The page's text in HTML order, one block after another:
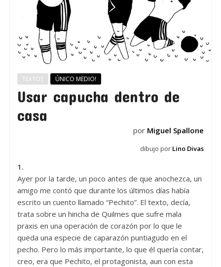
TEXTOS ÚNICO MEDIO!
Usar capucha dentro de
casa
por Miguel Spallone
dibujo por Lino Divas
1.
Ayer por la tarde, un poco antes de que anochezca, un
amigo me contó que durante los últimos días había
escrito un cuento llamado “Pechito”. El texto, decía,
trata sobre un hincha de Quilmes que sufre mala
praxis en una operación de corazón por lo que le
queda una especie de caparazón puntiagudo en el
pecho. Pero lo más importante, lo que él quería contar,
creo, era que Pechito, el protagonista, aun con esta